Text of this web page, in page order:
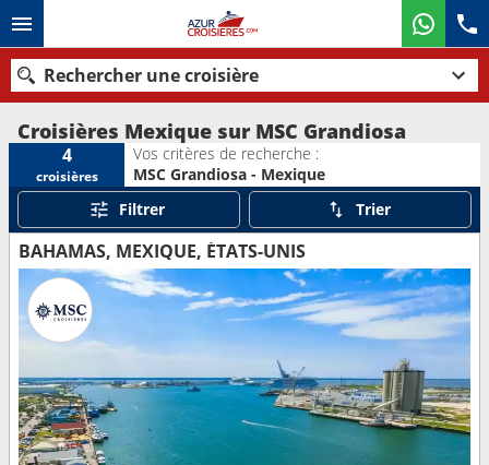
Rechercher une croisière
Nos destinations
Mois de départ
Ports Compagnies
Rechercher
Croisières Mexique sur MSC Grandiosa
4
croisières
Vos critères de recherche :
MSC Grandiosa - Mexique
Filtrer
Trier
BAHAMAS, MEXIQUE, ÉTATS-UNIS